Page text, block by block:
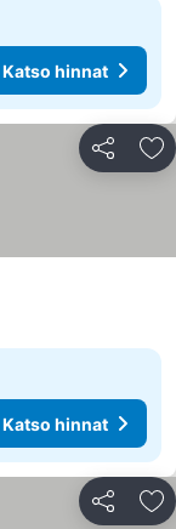
Katso hinnat
Jaa
Katso hinnat
Jaa